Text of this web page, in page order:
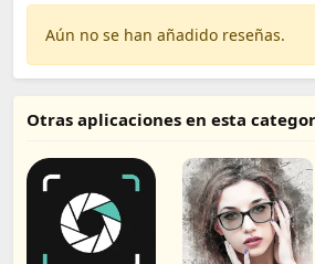
Aún no se han añadido reseñas.
Otras aplicaciones en esta